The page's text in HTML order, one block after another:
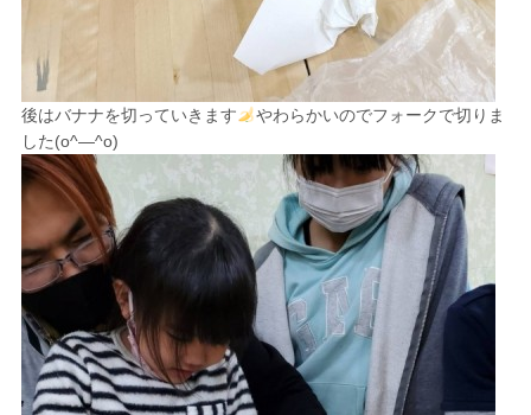
後はバナナを切っていきます
やわらかいのでフォークで切りま
した(o^―^o)